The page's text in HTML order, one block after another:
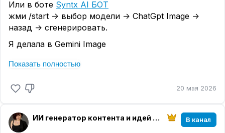
Или в боте Syntx AI БОТ
жми /start -> выбор модели -> ChatGpt Image ->
назад -> сгенерировать.
Я делала в Gemini Image
❗️Важно: Если Telegram не принимает большой
следующим сообщением текст.
Turn the person from the photo into a grotesque
humorous fashion caricature sketch. Strongly
Показать полностью
20 мая 2026
ИИ генератор контента и идей || нейросети с Ириной В канал